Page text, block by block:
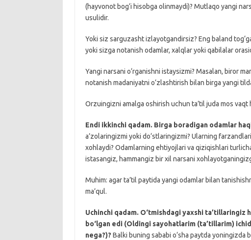
(hayvonot bog‘i hisobga olinmaydi)? Mutlaqo yangi
usulidir.
Yoki siz sarguzasht izlayotgandirsiz? Eng baland
yoki sizga notanish odamlar, xalqlar yoki qabilalar
Yangi narsani o‘rganishni istaysizmi? Masalan, biror
notanish madaniyatni o‘zlashtirish bilan birga yangi
Orzuingizni amalga oshirish uchun ta’til juda mos vaqt
Endi ikkinchi qadam. Birga boradigan odamlar
a’zolaringizmi yoki do‘stlaringizmi? Ularning
xohlaydi? Odamlarning ehtiyojlari va qiziqishlari
istasangiz, hammangiz bir xil narsani
Muhim: agar ta’til paytida yangi odamlar bilan
ma’qul.
Uchinchi qadam. O‘tmishdagi yaxshi ta’tillaringiz
bo‘lgan edi (Oldingi sayohatlarim (ta’tillarim)
nega?)? Balki buning sababi o‘sha paytda yoningizda